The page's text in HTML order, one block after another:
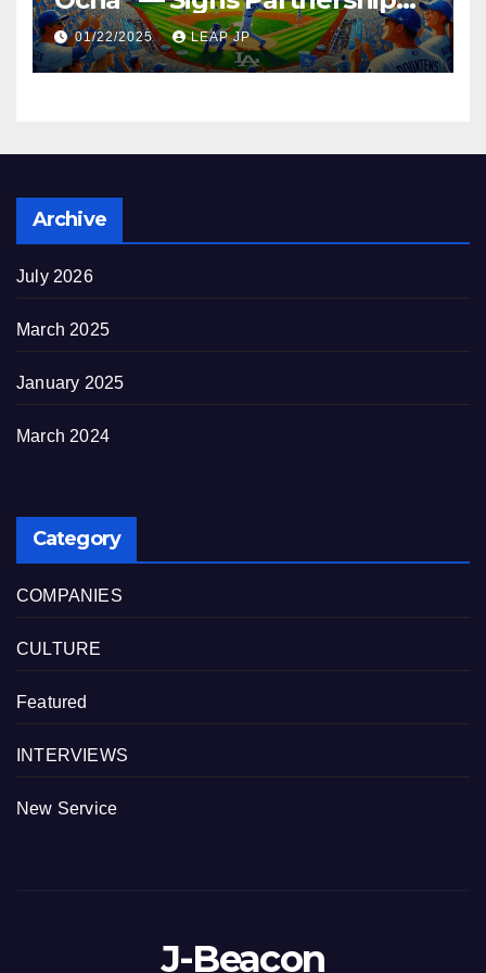
Agreement with MLB and
the Dodgers
01/22/2025 LEAP JP
Archive
July 2026
March 2025
January 2025
March 2024
Category
COMPANIES
CULTURE
Featured
INTERVIEWS
New Service
J-Beacon